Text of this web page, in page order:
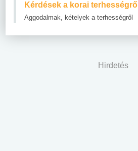
Kérdések a korai terhességről
Aggodalmak, kételyek a terhességről
Hirdetés